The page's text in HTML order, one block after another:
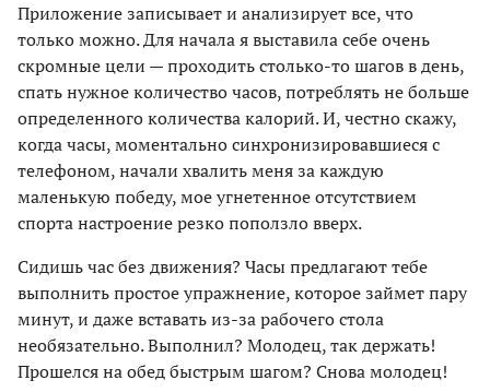
Приложение записывает и анализирует все, что
только можно. Для начала я выставила себе очень
скромные цели — проходить столько-то шагов в день,
спать нужное количество часов, потреблять не больше
определенного количества калорий. И, честно скажу,
когда часы, моментально синхронизировавшиеся с
телефоном, начали хвалить меня за каждую
маленькую победу, мое угнетенное отсутствием
спорта настроение резко поползло вверх.
Сидишь час без движения? Часы предлагают тебе
выполнить простое упражнение, которое займет пару
минут, и даже вставать из-за рабочего стола
необязательно. Выполнил? Молодец, так держать!
Прошелся на обед быстрым шагом? Снова молодец!